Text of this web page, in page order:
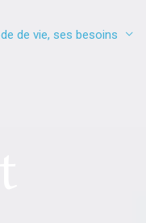
de vie, ses besoins